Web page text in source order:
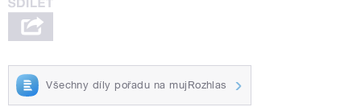
Všechny díly pořadu na mujRozhlas